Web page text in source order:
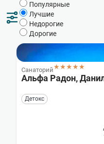
Лучшие санатории
Санатории
Санатории Пятигорска с
Санатории Кисловодска на
Санатории Ессентуков с
Санатории Сочи на карте
Популярные
Лучшие
Недорогие
Дорогие
Санаторий★★★★★
Альфа Радон,
Детокс